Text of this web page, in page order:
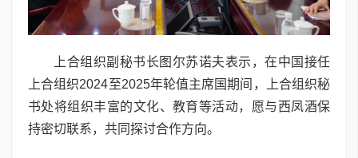
上合组织副秘书长图尔苏诺夫表示，在中国接任
上合组织2024至2025年轮值主席国期间，上合组织秘
书处将组织丰富的文化、教育等活动，愿与西凤酒保
持密切联系，共同探讨合作方向。